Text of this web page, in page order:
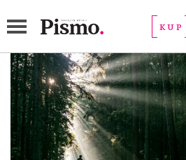
KUP
Białowieski Park